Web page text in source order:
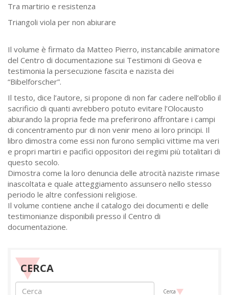
Tra martirio e resistenza
Triangoli viola per non abiurare
Il volume è firmato da Matteo Pierro, instancabile animatore
del Centro di documentazione sui Testimoni di Geova e
testimonia la persecuzione fascita e nazista dei
“Bibelforscher”.
Il testo, dice l’autore, si propone di non far cadere nell’oblìo il
sacrificio di quanti avrebbero potuto evitare l’Olocausto
abiurando la propria fede ma preferirono affrontare i campi
di concentramento pur di non venir meno ai loro principi. Il
libro dimostra come essi non furono semplici vittime ma veri
e propri martiri e pacifici oppositori dei regimi più totalitari di
questo secolo.
Dimostra come la loro denuncia delle atrocità naziste rimase
inascoltata e quale atteggiamento assunsero nello stesso
periodo le altre confessioni religiose.
Il volume contiene anche il catalogo dei documenti e delle
testimonianze disponibili presso il Centro di
documentazione.
CERCA
Cerca